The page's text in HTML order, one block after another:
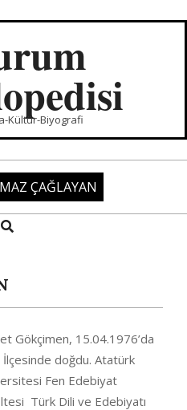
Kültür-Biyografi
ÇAĞLAYAN
Search
Gökçimen, 15.04.1976’da
İlçesinde doğdu. Atatürk
Fen Edebiyat
Türk Dili ve Edebiyatı